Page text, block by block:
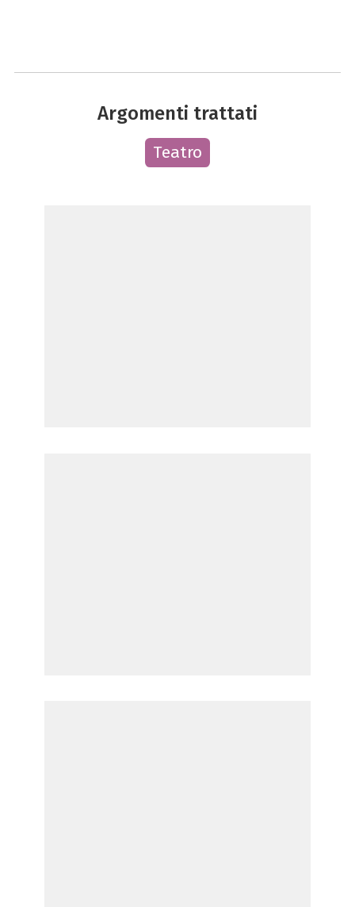
Argomenti trattati
Teatro